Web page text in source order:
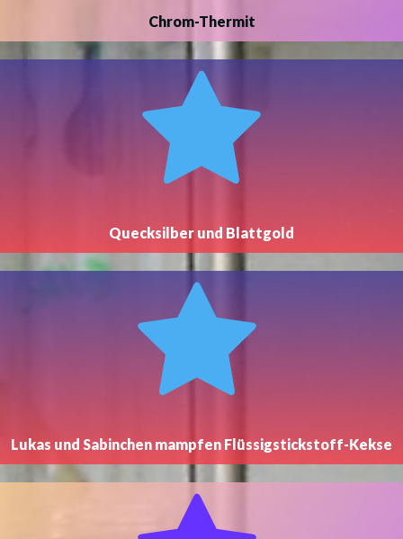
Chrom-Thermit
Quecksilber und Blattgold
Lukas und Sabinchen mampfen Flüssigstickstoff-Kekse